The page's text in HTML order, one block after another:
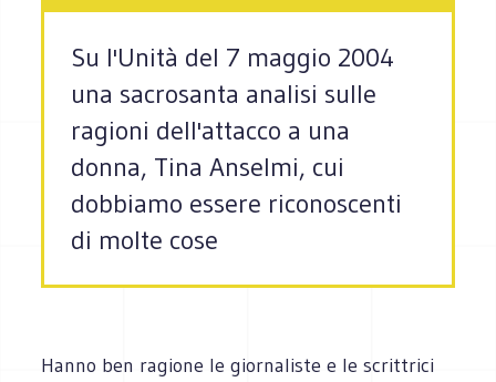
Su l'Unità del 7 maggio 2004
una sacrosanta analisi sulle
ragioni dell'attacco a una
donna, Tina Anselmi, cui
dobbiamo essere riconoscenti
di molte cose
Hanno ben ragione le giornaliste e le scrittrici